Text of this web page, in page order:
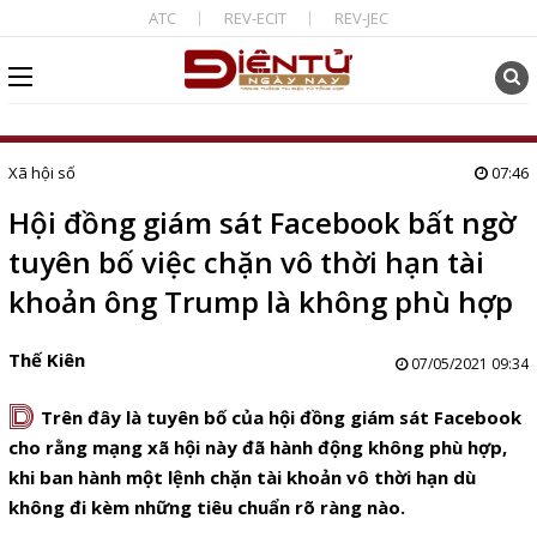
ATC REV-ECIT REV-JEC
Xã hội số 07:46
Hội đồng giám sát Facebook bất ngờ
tuyên bố việc chặn vô thời hạn tài
khoản ông Trump là không phù hợp
Thế Kiên 07/05/2021 09:34
D Trên đây là tuyên bố của hội đồng giám sát Facebook
cho rằng mạng xã hội này đã hành động không phù hợp,
khi ban hành một lệnh chặn tài khoản vô thời hạn dù
không đi kèm những tiêu chuẩn rõ ràng nào.